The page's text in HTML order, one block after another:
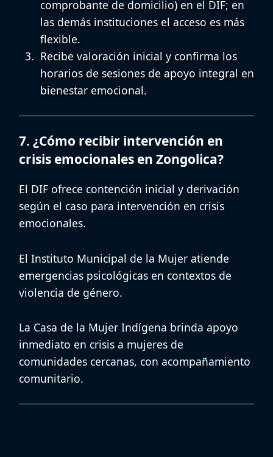
comprobante de domicilio) en el DIF; en
las demás instituciones el acceso es más
flexible.
Recibe valoración inicial y confirma los
horarios de sesiones de apoyo integral en
bienestar emocional.
7. ¿Cómo recibir intervención en
crisis emocionales en Zongolica?
El DIF ofrece contención inicial y derivación
según el caso para intervención en crisis
emocionales.
El Instituto Municipal de la Mujer atiende
emergencias psicológicas en contextos de
violencia de género.
La Casa de la Mujer Indígena brinda apoyo
inmediato en crisis a mujeres de
comunidades cercanas, con acompañamiento
comunitario.